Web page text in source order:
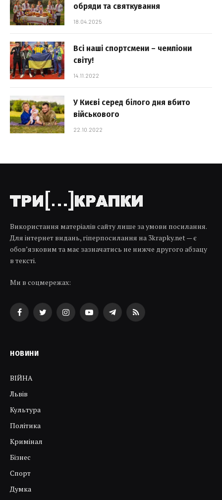
обряди та святкування
18.04.2025
Всі наші спортсмени – чемпіони
світу!
14.11.2022
У Києві серед білого дня вбито
військового
22.10.2022
Використання матеріалів сайту лише за умови посилання.
Для інтернет видань, гіперпосилання на 3krapky.net — є
обов’язковим та має зазначатись не нижче другого абзацу
в тексті.
Ми в соцмережах:
FacebookTwitterInstagramYouTubeTelegramRSS
НОВИНИ
ВІЙНА
Львів
Культура
Політика
Кримінал
Бізнес
Спорт
Думка